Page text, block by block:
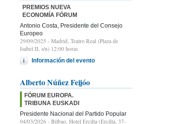
PREMIOS NUEVA
ECONOMÍA FÓRUM
Antonio Costa, Presidente del Consejo
Europeo
29/09/2025 - Madrid, Teatro Real (Plaza de
Isabel II, s/n) 12:00 horas
Información del evento
Alberto Núñez Feijóo
FÓRUM EUROPA.
TRIBUNA EUSKADI
Presidente Nacional del Partido Popular
04/03/2026 - Bilbao, Hotel Ercilla (Ercilla, 37-